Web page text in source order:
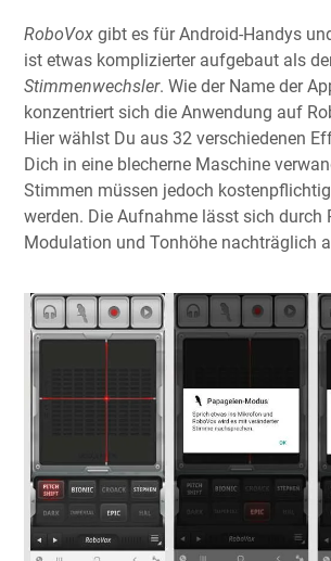
RoboVox gibt es für Android-Handys
ist etwas komplizierter aufgebaut als
Stimmenwechsler. Wie der Name der
konzentriert sich die Anwendung auf
Hier wählst Du aus 32 verschiedenen
Dich in eine blecherne Maschine
Stimmen müssen jedoch
werden. Die Aufnahme lässt sich durch
Modulation und Tonhöhe nachträglich